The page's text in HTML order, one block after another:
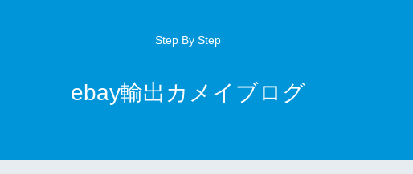
Step By Step
ebay輸出カメイブログ